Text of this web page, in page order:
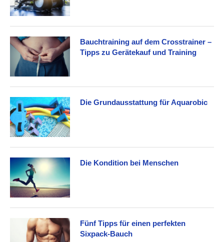
Bauchtraining auf dem Crosstrainer –
Tipps zu Gerätekauf und Training
Die Grundausstattung für Aquarobic
Die Kondition bei Menschen
Fünf Tipps für einen perfekten
Sixpack-Bauch